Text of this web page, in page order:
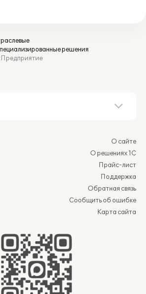
решения
О сайте
О решениях 1С
Прайс-лист
Поддержка
Обратная связь
Сообщить об ошибке
Карта сайта